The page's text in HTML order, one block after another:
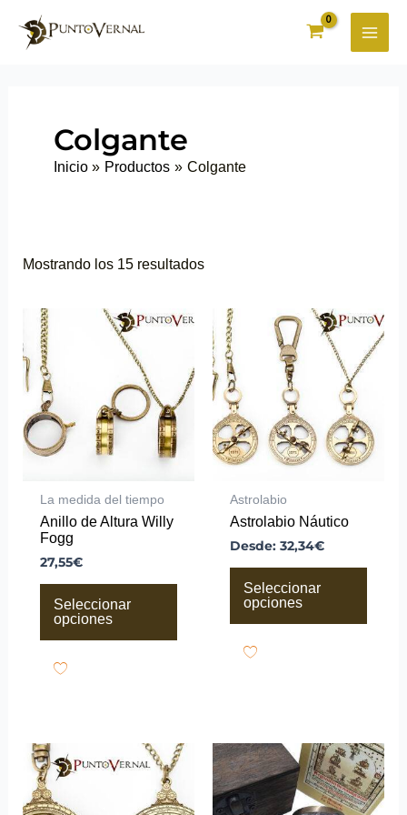
contenido
Colgante
Inicio Productos Colgante
Mostrando los 15 resultados
La medida del tiempo
Anillo de Altura Willy
Fogg
27,55€
Seleccionar
opciones
Este
producto
tiene
múltiples
variantes.
Las
opciones
pueden
la
de
producto
Astrolabio
Astrolabio Náutico
Desde:32,34€
Seleccionar
opciones
Este
producto
tiene
múltiples
variantes.
Las
opciones
se
pueden
elegir
la
de
producto
Este
producto
tiene
múltiples
Este
producto
tiene
múltiples